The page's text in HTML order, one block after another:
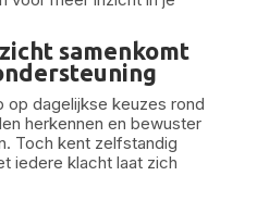
samenkomt
dagelijkse keuzes rond
herkennen en bewuster
Toch kent zelfstandig
iedere klacht laat zich